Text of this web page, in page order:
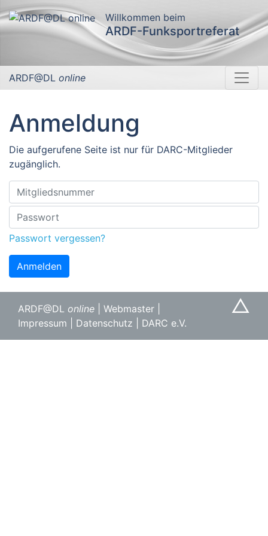
Willkommen beim
ARDF-Funksportreferat
ARDF@DL online
Anmeldung
Die aufgerufene Seite ist nur für DARC-Mitglieder
zugänglich.
Passwort vergessen?
Anmelden
△
ARDF@DL online Webmaster
Impressum
Datenschutz DARC e.V.